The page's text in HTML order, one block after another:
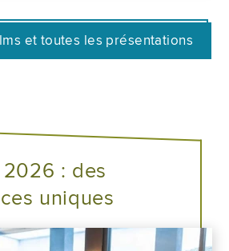
et toutes les présentations
: des
uniques